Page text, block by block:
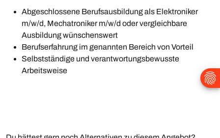
Abgeschlossene Berufsausbildung als Elektroniker
m/w/d, Mechatroniker m/w/d oder vergleichbare
Ausbildung wünschenswert
Berufserfahrung im genannten Bereich von Vorteil
Selbstständige und verantwortungsbewusste
Arbeitsweise